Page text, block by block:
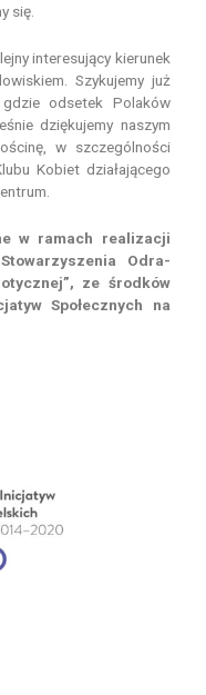
się.
interesujący kierunek
Szykujemy już
gdzie odsetek Polaków
dziękujemy naszym
w szczególności
Kobiet działającego
w ramach realizacji
Odra-
ze środków
Społecznych na